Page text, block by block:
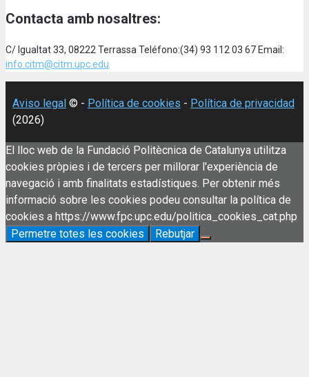
Contacta amb nosaltres:
C/ Igualtat 33, 08222 Terrassa Teléfono:(34) 93 112 03 67 Email:
info.citm@citm.upc.edu
Aviso legal © - Política de cookies - Política de privacidad
(2026)
El lloc web de la Fundació Politècnica de Catalunya utilitza
cookies pròpies i de tercers per millorar l'experiència de
navegació i amb finalitats estadístiques. Per obtenir més
informació sobre les cookies podeu consultar la política de
cookies a https://www.fpc.upc.edu/politica_cookies_cat.php
Permetre totes les cookies
Rebutjar